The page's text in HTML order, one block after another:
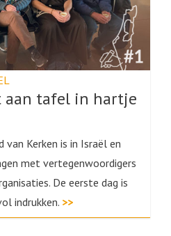
aan tafel in hartje
van Kerken is in Israël en
met vertegenwoordigers
De eerste dag is
indrukken. >>